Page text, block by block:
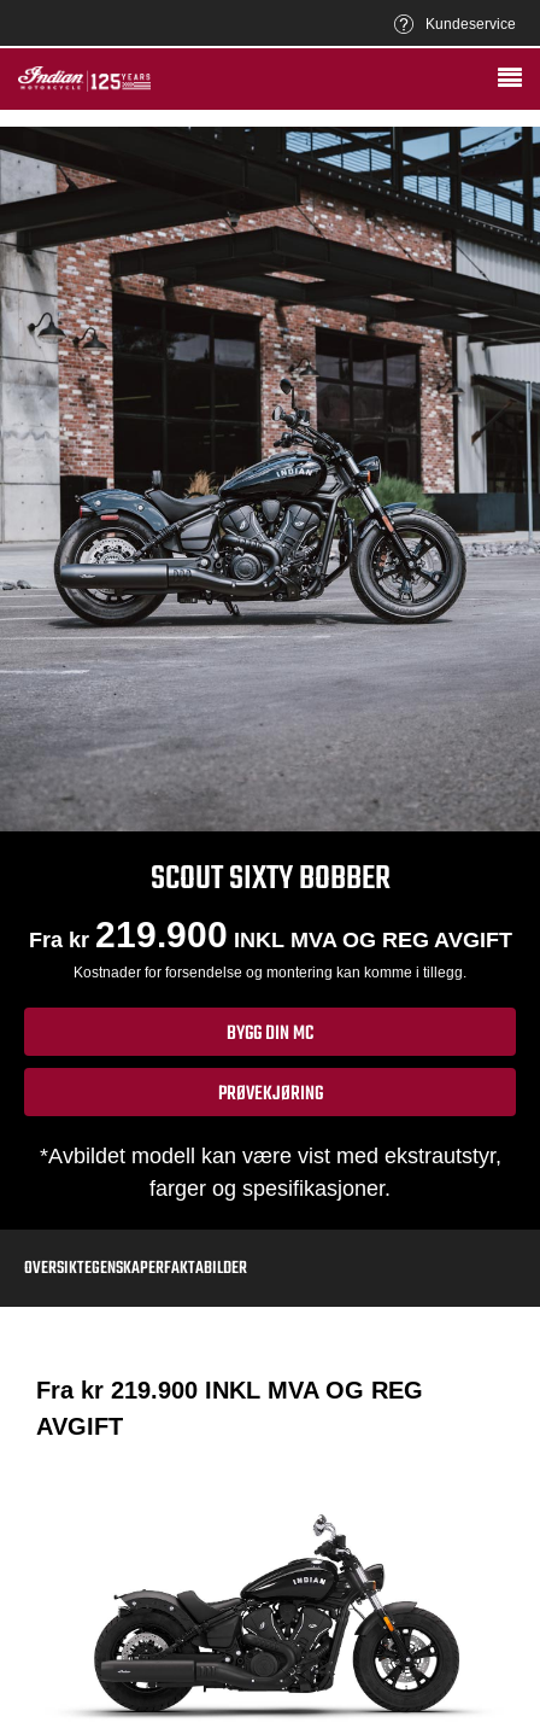
Kundeservice
SCOUT SIXTY BOBBER
Fra kr 219.900 INKL MVA OG REG AVGIFT
Kostnader for forsendelse og montering kan komme i tillegg.
BYGG DIN MC
PRØVEKJØRING
*Avbildet modell kan være vist med ekstrautstyr,
farger og spesifikasjoner.
OVERSIKTEGENSKAPERFAKTABILDER
Fra kr 219.900 INKL MVA OG REG
AVGIFT